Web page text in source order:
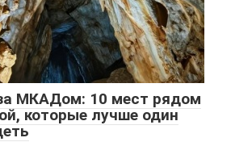
МКАДом: 10 мест рядом
которые лучше один